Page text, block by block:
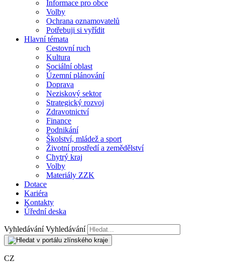
Informace pro obce
Volby
Ochrana oznamovatelů
Potřebuji si vyřídit
Hlavní témata
Cestovní ruch
Kultura
Sociální oblast
Územní plánování
Doprava
Neziskový sektor
Strategický rozvoj
Zdravotnictví
Finance
Podnikání
Školství, mládež a sport
Životní prostředí a zemědělství
Chytrý kraj
Volby
Materiály ZZK
Dotace
Kariéra
Kontakty
Úřední deska
Vyhledávání Vyhledávání
CZ